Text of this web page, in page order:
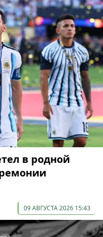
в родной
09 АВГУСТА 2026 15:43